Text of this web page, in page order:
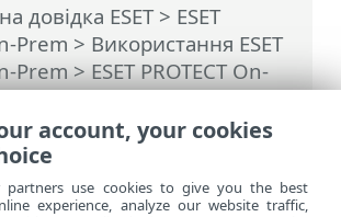
довідка ESET> ESET
Prem > Використання ESET
Prem>ESET PROTECT On-
меню>Політики>Як
до клієнтів>
account, your cookies
partners use cookies to give you the best
experience, analyze our website traffic,